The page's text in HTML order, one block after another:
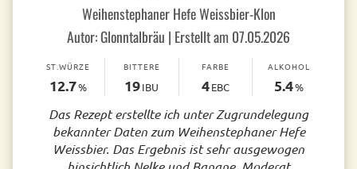
Weihenstephaner Hefe Weissbier-Klon
Autor: Glonntalbräu | Erstellt am 07.05.2026
ST.WÜRZE
12.7%
BITTERE
19IBU
FARBE
4EBC
ALKOHOL
5.4%
Das Rezept erstellte ich unter Zugrundelegung
bekannter Daten zum Weihenstephaner Hefe
Weissbier. Das Ergebnis ist sehr ausgewogen